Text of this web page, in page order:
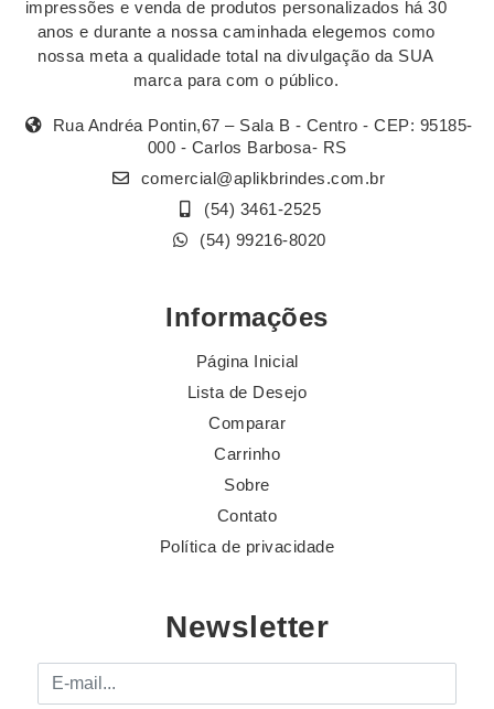
impressões e venda de produtos personalizados há 30
anos e durante a nossa caminhada elegemos como
nossa meta a qualidade total na divulgação da SUA
marca para com o público.
Rua Andréa Pontin,67 – Sala B - Centro - CEP: 95185-
000 - Carlos Barbosa- RS
comercial@aplikbrindes.com.br
(54) 3461-2525
(54) 99216-8020
Informações
Página Inicial
Lista de Desejo
Comparar
Carrinho
Sobre
Contato
Política de privacidade
Newsletter
E-mail